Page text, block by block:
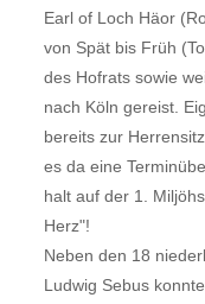
Earl of Loch Häor
von Spät bis Früh
des Hofrats sowie
nach Köln gereist.
bereits zur
es da eine
halt auf der 1.
Herz"!
Neben den 18
Ludwig Sebus